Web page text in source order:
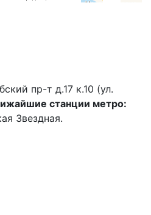
пр-т д.17 к.10 (ул.
станции метро:
Звездная.